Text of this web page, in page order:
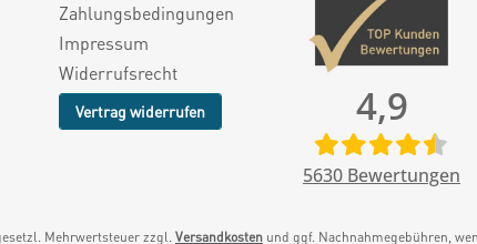
Zahlungsbedingungen
Impressum
Widerrufsrecht
Vertrag widerrufen 4,9
5630 Bewertungen
Mehrwertsteuer zzgl.Versandkosten und ggf. Nachnahmegebühren,